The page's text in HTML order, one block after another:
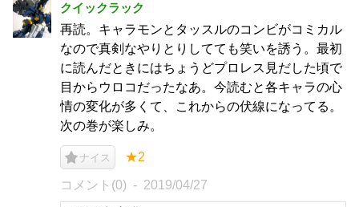
クイックラック
再読。キャラモンとタッスルのコンビがコミカル
なので真剣なやりとりしてても笑いを誘う。最初
に読んだときにはちょうどプロレス見だした頃で
目からウロコだったなあ。今読むと各キャラの心
情の変化が多くて、これからの伏線になってる。
次の巻が楽しみ。
ナイス ★2
コメント(0) 2019/04/27